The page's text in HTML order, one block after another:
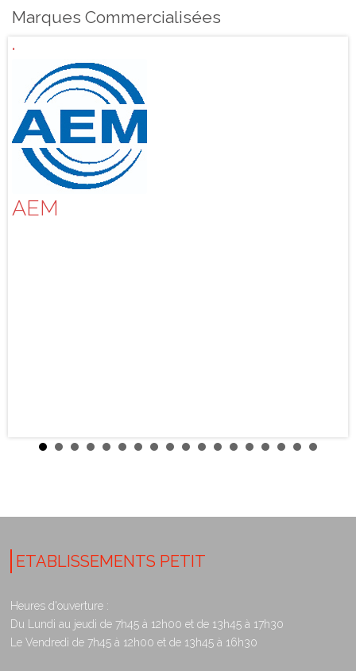
Marques Commercialisées
AEM
ETABLISSEMENTS PETIT
Heures d'ouverture :
Du Lundi au jeudi de 7h45 à 12h00 et de 13h45 à 17h30
Le Vendredi de 7h45 à 12h00 et de 13h45 à 16h30